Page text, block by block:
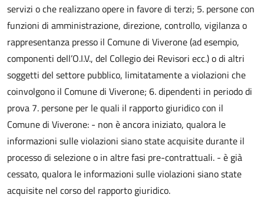
servizi o che realizzano opere in favore di terzi; 5. persone con
funzioni di amministrazione, direzione, controllo, vigilanza o
rappresentanza presso il Comune di Viverone (ad esempio,
componenti dell’O.I.V., del Collegio dei Revisori ecc.) o di altri
soggetti del settore pubblico, limitatamente a violazioni che
coinvolgono il Comune di Viverone; 6. dipendenti in periodo di
prova 7. persone per le quali il rapporto giuridico con il
Comune di Viverone: - non è ancora iniziato, qualora le
informazioni sulle violazioni siano state acquisite durante il
processo di selezione o in altre fasi pre-contrattuali. - è già
cessato, qualora le informazioni sulle violazioni siano state
acquisite nel corso del rapporto giuridico.